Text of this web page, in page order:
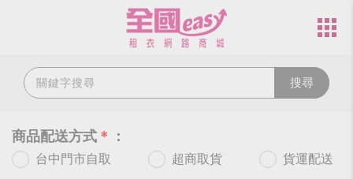
搜尋
商品配送方式 ＊ ：
台中門市自取 超商取貨 貨運配送